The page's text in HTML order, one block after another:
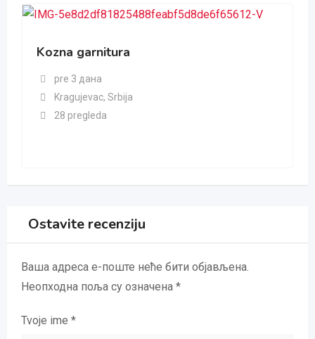
Kozna garnitura
pre 3 дана
Kragujevac, Srbija
28 pregleda
Ostavite recenziju
Ваша адреса е-поште неће бити објављена.
Неопходна поља су означена *
Tvoje ime *